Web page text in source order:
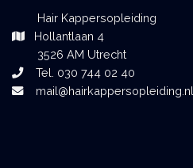
Hair Kappersopleiding
Hollantlaan 4
3526 AM Utrecht
Tel. 030 744 02 40
mail@hairkappersopleiding.nl